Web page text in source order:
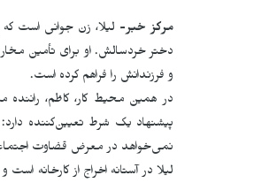
مرکز خبر- لیلا، زن جوانی است
دختر خردسالش. او برای تأمین
و فرزندانش را فراهم کرده است.
در همین محیط کار، کاظم، راننده
پیشنهاد یک شرط تعیین‌کننده دارد:
نمی‌خواهد در معرض قضاوت
لیلا در آستانه اخراج از کارخانه